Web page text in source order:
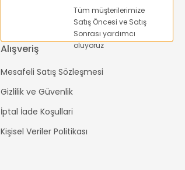
Tüm müşterilerimize
Satış Öncesi ve Satış
Sonrası yardımcı
oluyoruz
Alışveriş
Mesafeli Satış Sözleşmesi
Gizlilik ve Güvenlik
İptal İade Koşullari
Kişisel Veriler Politikası